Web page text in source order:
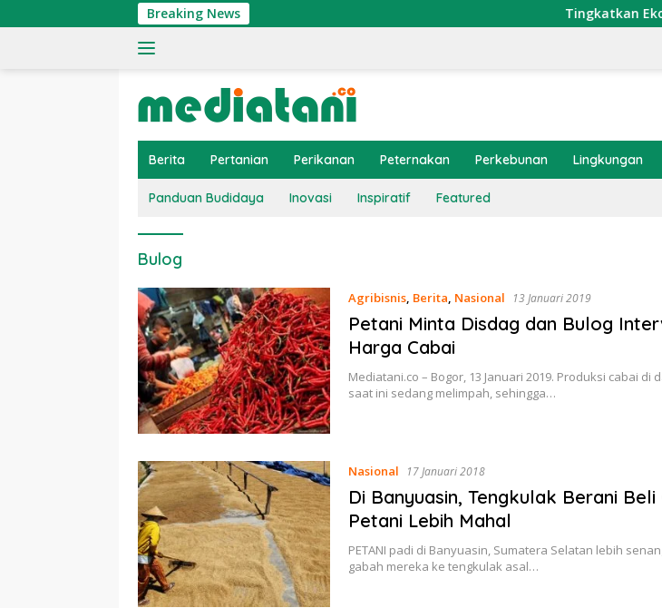
ke
Breaking News Tingkatkan
Berita Pertanian Perikanan Peternakan Perkebunan Lingkungan
Panduan Budidaya Inovasi Inspiratif Featured
Bulog
Agribisnis, Berita, Nasional 13 Januari 2019
Petani Minta Disdag dan Bulog
Harga Cabai
Mediatani.co – Bogor, 13 Januari 2019. Produksi cabai di
saat ini sedang melimpah, sehingga…
Nasional 17 Januari 2018
Di Banyuasin, Tengkulak Berani Beli
Petani Lebih Mahal
PETANI padi di Banyuasin, Sumatera Selatan lebih
gabah mereka ke tengkulak asal…